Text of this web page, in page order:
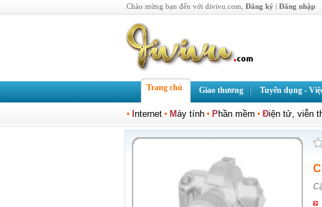
Chào mừng bạn đến với divivu.com, Đăng ký | Đăng nhập
Trang chủ Giao thương Tuyển dụng -
nternet Máy tính Phần mềm Điện tử, viễn